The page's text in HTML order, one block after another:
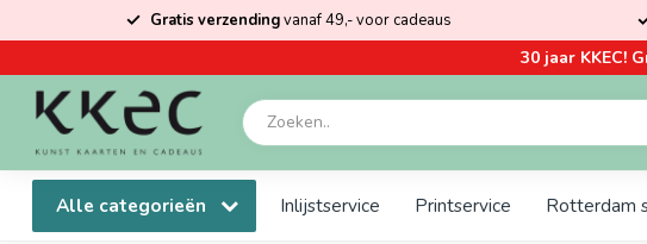
Gratis verzendingvanaf 49,- voor cadeaus
30 jaar KKEC!
Alle categorieën Inlijstservice Printservice Rotterdam